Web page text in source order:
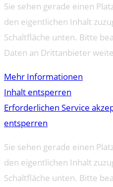
Sie sehen gerade einen
den eigentlichen Inhalt
Schaltfläche unten. Bitte
Daten an Drittanbieter
Mehr Informationen
Inhalt entsperren
Erforderlichen Service
entsperren
Sie sehen gerade einen
den eigentlichen Inhalt
Schaltfläche unten. Bitte